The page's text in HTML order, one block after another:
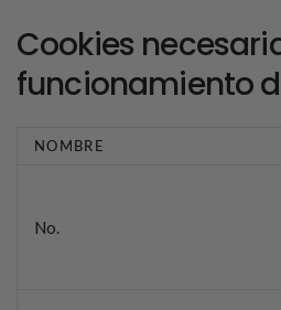
Cookies
funcionamiento
NOMBRE
No.